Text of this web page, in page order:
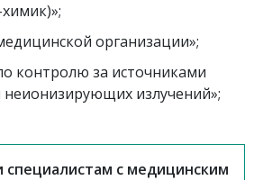
организации»;
контролю за источниками
излучений»;
специалистам с медицинским